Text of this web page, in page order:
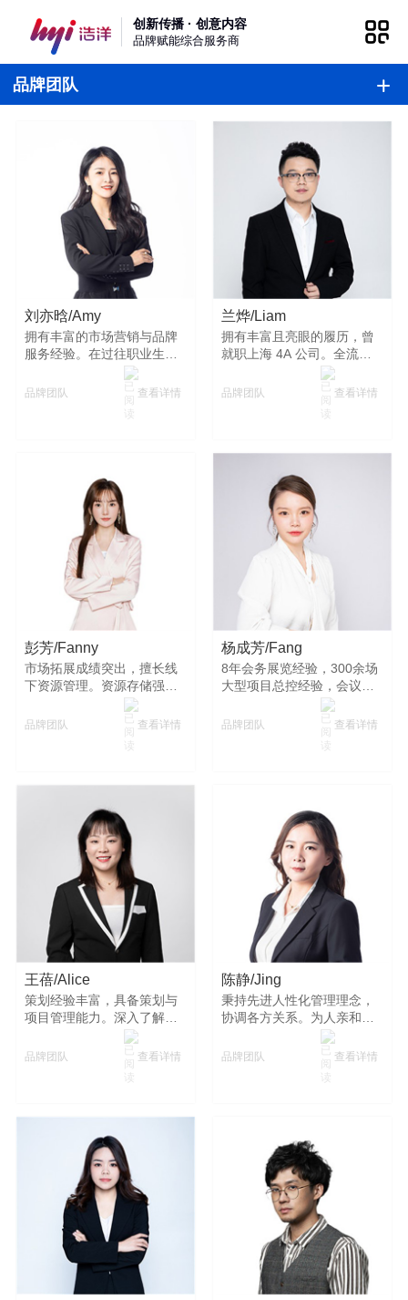
创新传播 · 创意内容
品牌赋能综合服务商
品牌团队
刘亦晗/Amy
拥有丰富的市场营销与品牌
服务经验。在过往职业生涯
中，凭借敏锐的市场洞察力
和卓越的专业能力，精准把
握客户需求。已成功服务将
优质的解决方案，推动公司
业务不断发展，在行业内树
立了良好口碑与卓越声誉 。
品牌团队 查看详情
兰烨/Liam
拥有丰富且亮眼的履历，曾
就职上海 4A 公司。全流程
公关策划能力优秀，注重客
户沟通，把控整体策划环
节，注重服务品质。
品牌团队 查看详情
彭芳/Fanny
市场拓展成绩突出，擅长线
下资源管理。资源存储强
大，在湖南公关行业因资源
整合管理出色获称“湖南公关
品牌团队 查看详情
杨成芳/Fang
8年会务展览经验，300余场
大型项目总控经验，会议接
待经验丰富，曾接待副国级
领导。
品牌团队 查看详情
王蓓/Alice
策划经验丰富，具备策划与
项目管理能力。深入了解需
求，把握市场趋势，组织协
调资源，注重细节保障活动
品牌团队 查看详情
陈静/Jing
秉持先进人性化管理理念，
协调各方关系。为人亲和，
凭专业与责任心打造后勤保
障体系，助力业务有序开
品牌团队 查看详情